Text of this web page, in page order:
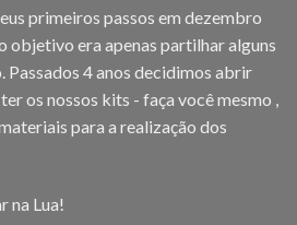
primeiros passos em dezembro
objetivo era apenas partilhar alguns
Passados 4 anos decidimos abrir
os nossos kits - faça você mesmo ,
para a realização dos
na Lua!